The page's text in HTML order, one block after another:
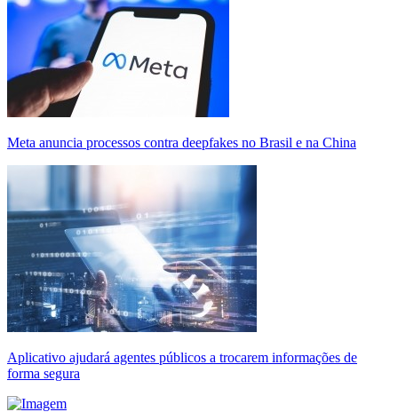
Meta anuncia processos contra deepfakes no Brasil e na China
Aplicativo ajudará agentes públicos a trocarem informações de
forma segura